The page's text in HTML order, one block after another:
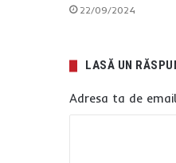
22/09/2024
LASĂ UN
Adresa ta de